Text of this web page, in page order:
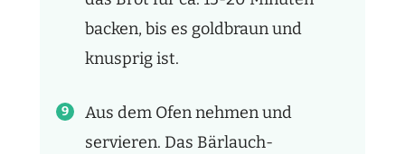
backen, bis es goldbraun und
knusprig ist.
Aus dem Ofen nehmen und
servieren. Das Bärlauch-